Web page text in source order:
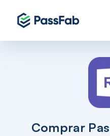
Comprar